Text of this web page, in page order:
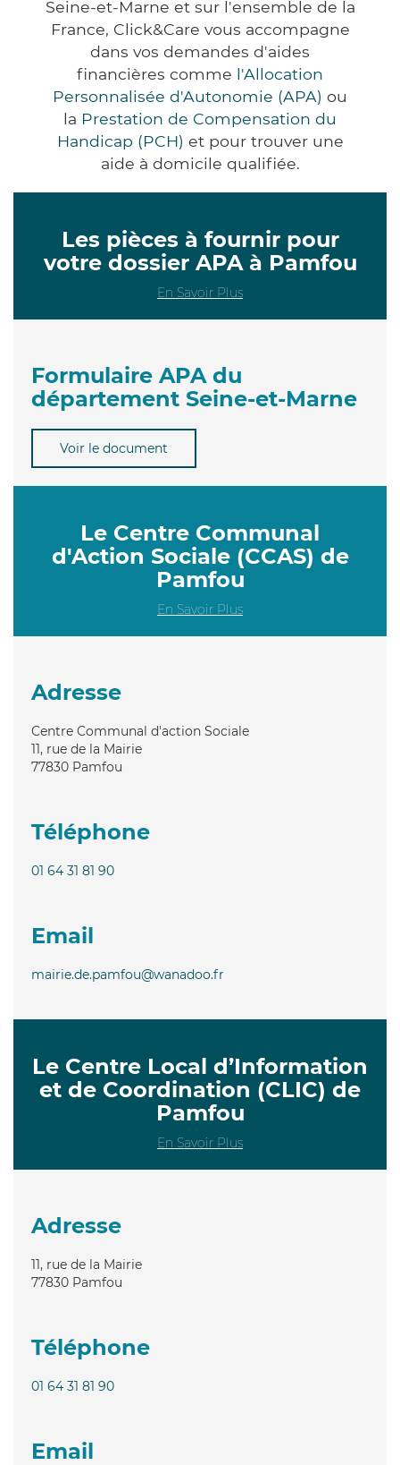
Seine-et-Marne et sur l'ensemble de la
France, Click&Care vous accompagne
dans vos demandes d'aides
financières comme l'Allocation
Personnalisée d'Autonomie (APA) ou
la Prestation de Compensation du
Handicap (PCH) et pour trouver une
aide à domicile qualifiée.
Les pièces à fournir pour
votre dossier APA à Pamfou
En Savoir Plus
Formulaire APA du
département Seine-et-Marne
Voir le document
Le Centre Communal
d'Action Sociale (CCAS) de
Pamfou
En Savoir Plus
Adresse
Centre Communal d'action Sociale
11, rue de la Mairie
77830 Pamfou
Téléphone
01 64 31 81 90
Email
mairie.de.pamfou@wanadoo.fr
Le Centre Local d’Information
et de Coordination (CLIC) de
Pamfou
En Savoir Plus
Adresse
11, rue de la Mairie
77830 Pamfou
Téléphone
01 64 31 81 90
Email